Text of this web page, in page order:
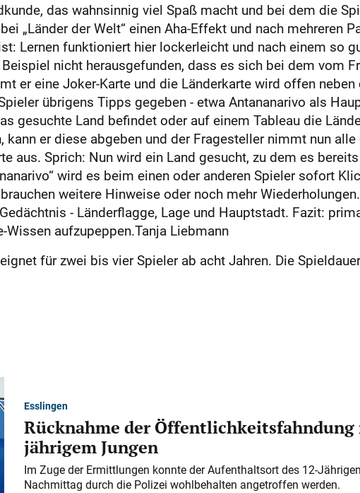
das wahnsinnig viel Spaß macht und bei dem die
„Länder der Welt“ einen Aha-Effekt und nach mehreren
Lernen funktioniert hier lockerleicht und nach einem so
nicht herausgefunden, dass es sich bei dem vom
er eine Joker-Karte und die Länderkarte wird offen neben
übrigens Tipps gegeben - etwa Antananarivo als
gesuchte Land befindet oder auf einem Tableau die
kann er diese abgeben und der Fragesteller nimmt nun
aus. Sprich: Nun wird ein Land gesucht, zu dem es
wird es beim einen oder anderen Spieler sofort
weitere Hinweise oder noch mehr
- Länderflagge, Lage und Hauptstadt. Fazit:
aufzupeppen.Tanja Liebmann
für zwei bis vier Spieler ab acht Jahren. Die
Esslingen
Rücknahme der Öffentlichkeitsfahndung
jährigem Jungen
Im Zuge der Ermittlungen konnte der Aufenthaltsort des 12-
Nachmittag durch die Polizei wohlbehalten angetroffen werden.